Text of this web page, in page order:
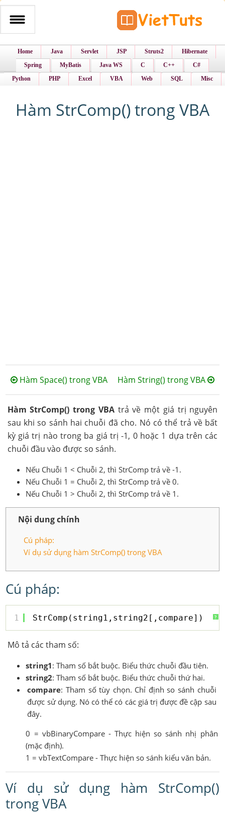
Home Java Servlet JSP Struts2
Hibernate
Spring
MyBatis Java WS C C++
C#
Python
PHP Excel VBA Web SQL Misc
Hàm StrComp() trong VBA
Hàm Space() trong VBA Hàm String() trong VBA
Hàm StrComp() trong VBAtrả về một giá trị nguyên
sau khi so sánh hai chuỗi đã cho. Nó có thể trả về bất
kỳ giá trị nào trong ba giá trị -1, 0 hoặc 1 dựa trên các
chuỗi đầu vào được so sánh.
Nếu Chuỗi 1 < Chuỗi 2, thì StrComp trả về -1.
Nếu Chuỗi 1 = Chuỗi 2, thì StrComp trả về 0.
Nếu Chuỗi 1 > Chuỗi 2, thì StrComp trả về 1.
Nội dung chính
Cú pháp:
Ví dụ sử dụng hàm StrComp() trong VBA
Cú pháp:
?
1 StrComp(string1,string2[,compare])
Mô tả các tham số:
string1: Tham số bắt buộc. Biểu thức chuỗi đầu tiên.
string2: Tham số bắt buộc. Biểu thức chuỗi thứ hai.
compare: Tham số tùy chọn. Chỉ định so sánh chuỗi
được sử dụng. Nó có thể có các giá trị được đề cập sau
đây.
0 = vbBinaryCompare - Thực hiện so sánh nhị phân
(mặc định).
1 = vbTextCompare - Thực hiện so sánh kiểu văn bản.
Ví dụ sử dụng hàm StrComp()
trong VBA